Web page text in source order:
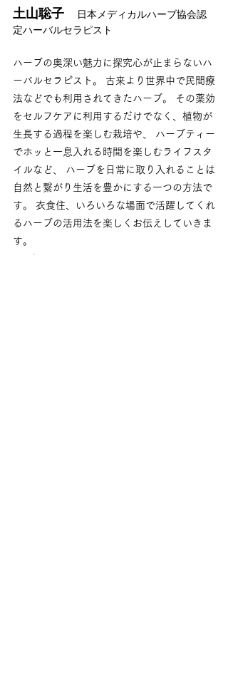
土山聡子
日本メディカルハーブ協会認
定ハーバルセラピスト
ハーブの奥深い魅力に探究心が止まらないハ
ーバルセラピスト。 古来より世界中で民間療
法などでも利用されてきたハーブ。 その薬効
をセルフケアに利用するだけでなく、植物が
生長する過程を楽しむ栽培や、 ハーブティー
でホッと一息入れる時間を楽しむライフスタ
イルなど、 ハーブを日常に取り入れることは
自然と繋がり生活を豊かにする一つの方法で
す。 衣食住、いろいろな場面で活躍してくれ
るハーブの活用法を楽しくお伝えしていきま
す。
イベント